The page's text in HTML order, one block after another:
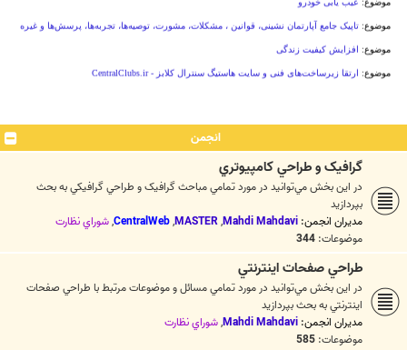
انجمن
گرافيک و طراحي کامپيوتري
در اين بخش مي‌توانيد در مورد تمامي مباحث گرافيک و طراحي گرافيکي به بحث
بپردازيد
مدیران انجمن: Mahdi Mahdavi
,
MASTER
,
CentralWeb
,شوراي نظارت
موضوعات: 344
طراحي صفحات اينترنتي
در اين بخش مي‌توانيد در مورد تمامي مسائل و موضوعات مرتبط با طراحي صفحات
اينترنتي به بحث بپردازيد
مدیران انجمن: Mahdi Mahdavi
,شوراي نظارت
موضوعات: 585